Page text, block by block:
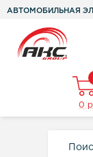
АВТОМОБИЛЬНАЯ
0